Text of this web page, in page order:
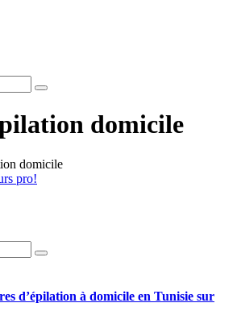
domicile
domicile
pro!
d’épilation à domicile en Tunisie sur